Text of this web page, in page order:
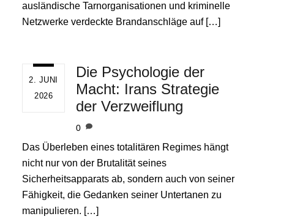
ausländische Tarnorganisationen und kriminelle
Netzwerke verdeckte Brandanschläge auf […]
2. JUNI
2026
Die Psychologie der
Macht: Irans Strategie
der Verzweiflung
0
Das Überleben eines totalitären Regimes hängt
nicht nur von der Brutalität seines
Sicherheitsapparats ab, sondern auch von seiner
Fähigkeit, die Gedanken seiner Untertanen zu
manipulieren. […]